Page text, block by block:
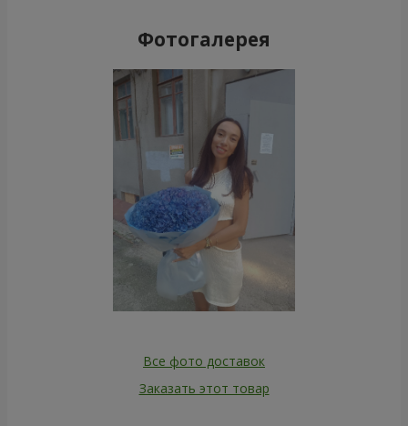
Фотогалерея
Все фото доставок
Заказать этот товар